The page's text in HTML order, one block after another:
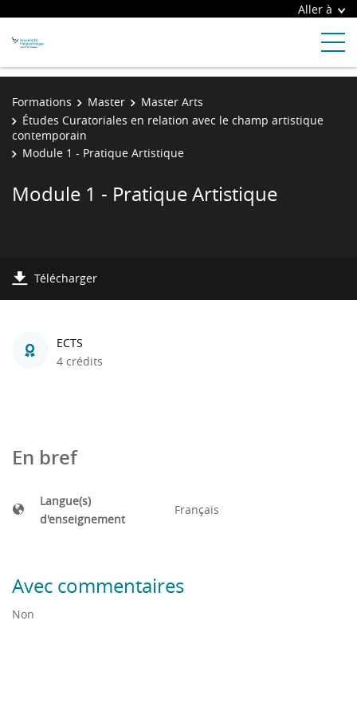
Aller à
Formations Master
Master Arts
Études Curatoriales en relation avec le champ artistique
contemporain
Module 1 - Pratique Artistique
Module 1 - Pratique Artistique
Télécharger
ECTS
4 crédits
En bref
Langue(s)
d'enseignement
Français
Avec commentaires
Non